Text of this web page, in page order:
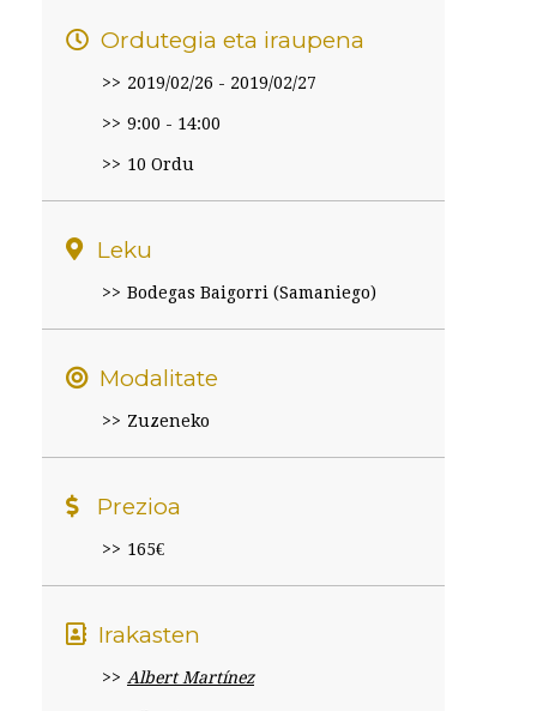
Ordutegia eta iraupena
2019/02/26 - 2019/02/27
9:00 - 14:00
10 Ordu
Leku
Bodegas Baigorri (Samaniego)
Modalitate
Zuzeneko
Prezioa
165€
Irakasten
Albert Martínez